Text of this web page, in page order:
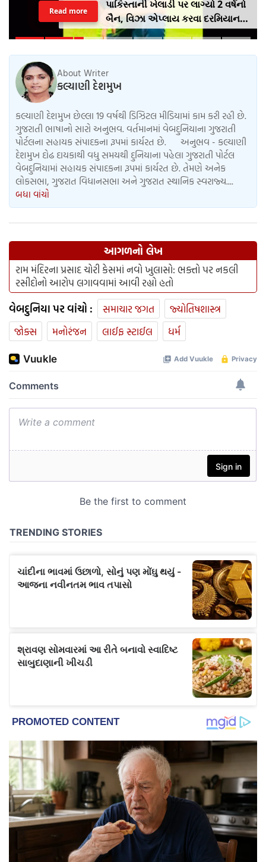
પાકિસ્તાની ખેલાડી પર લાગ્યો 2 વર્ષનો
બૈન, વિઝા એપ્લાય કરવા દરમિયાન
આપી ખોટી માહિતી
Read more
About Writer
કલ્યાણી દેશમુખ
કલ્યાણી દેશમુખ છેલ્લા 19 વર્ષથી ડિઝિટલ મીડિયામાં કામ કરી રહી છે.
ગુજરાતી ભાષાનો સારો અનુભવ. વર્તમાનમાં વેબદુનિયાના ગુજરાતી
પોર્ટલના સહાયક સંપાદકના રૂપમાં કાર્યરત છે. અનુભવ - કલ્યાણી
દેશમુખ દોઢ દાયકાથી વધુ સમયથી દુનિયાના પહેલા ગુજરાતી પોર્ટલ
વેબદુનિયામાં સહાયક સંપાદકના રૂપમાં કાર્યરત છે. તેમણે અનેક
લોકસભા, ગુજરાત વિધાનસભા અને ગુજરાત સ્થાનિક સ્વરાજ્ય....
બધા વાંચો
આગળનો લેખ
રામ મંદિરના પ્રસાદ ચોરી કેસમાં નવો ખુલાસો: ભક્તો પર નકલી
રસીદોનો આરોપ લગાવવામાં આવી રહ્યો હતો
વેબદુનિયા પર વાંચો : સમાચાર જગત
જ્યોતિષશાસ્ત્ર
જોક્સ
મનોરંજન લાઈફ સ્ટાઈલ ધર્મ